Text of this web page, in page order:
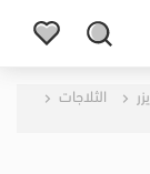
الثلاجات